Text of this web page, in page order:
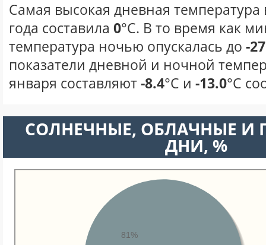
Самая высокая дневная температура
года составила 0°С. В то время как
температура ночью опускалась до -27
показатели дневной и ночной
января составляют-8.4°С и -13.0°С
CОЛНЕЧНЫЕ, ОБЛАЧНЫЕ И
ДНИ, %
81%